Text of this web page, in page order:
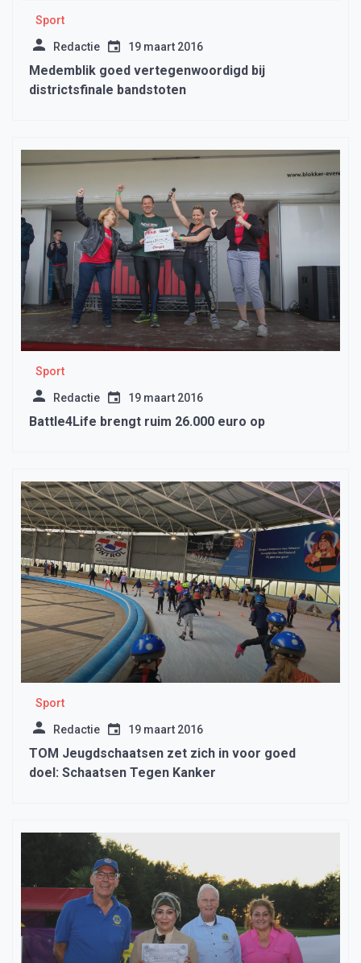
Sport
Redactie 19 maart 2016
Medemblik goed vertegenwoordigd bij
districtsfinale bandstoten
Sport
Redactie 19 maart 2016
Battle4Life brengt ruim 26.000 euro op
Sport
Redactie 19 maart 2016
TOM Jeugdschaatsen zet zich in voor goed
doel: Schaatsen Tegen Kanker